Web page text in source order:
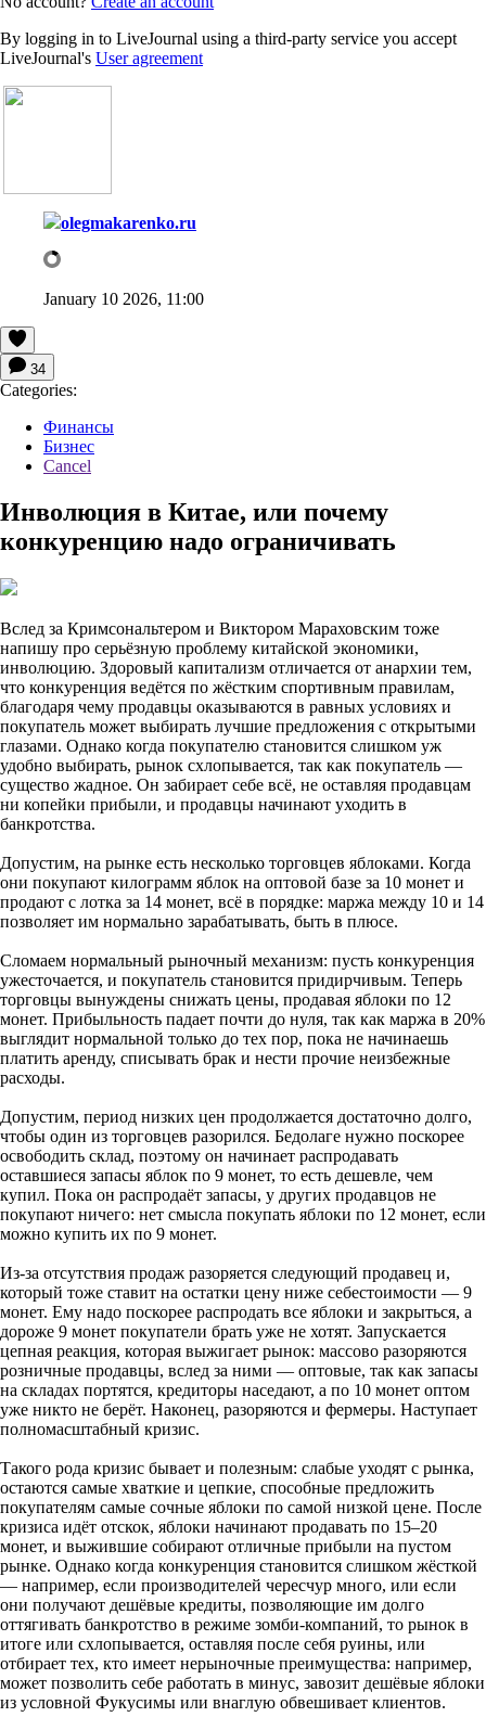
By logging in to LiveJournal using a third-party service you accept
LiveJournal's User agreement
olegmakarenko.ru
January 10 2026, 11:00
34
Categories:
Финансы
Бизнес
Cancel
Инволюция в Китае, или почему
конкуренцию надо ограничивать
Вслед за Кримсональтером и Виктором Мараховским тоже
напишу про серьёзную проблему китайской экономики,
инволюцию. Здоровый капитализм отличается от анархии тем,
что конкуренция ведётся по жёстким спортивным правилам,
благодаря чему продавцы оказываются в равных условиях и
покупатель может выбирать лучшие предложения с открытыми
глазами. Однако когда покупателю становится слишком уж
удобно выбирать, рынок схлопывается, так как покупатель —
существо жадное. Он забирает себе всё, не оставляя продавцам
ни копейки прибыли, и продавцы начинают уходить в
банкротства.
Допустим, на рынке есть несколько торговцев яблоками. Когда
они покупают килограмм яблок на оптовой базе за 10 монет и
продают с лотка за 14 монет, всё в порядке: маржа между 10 и 14
позволяет им нормально зарабатывать, быть в плюсе.
Сломаем нормальный рыночный механизм: пусть конкуренция
ужесточается, и покупатель становится придирчивым. Теперь
торговцы вынуждены снижать цены, продавая яблоки по 12
монет. Прибыльность падает почти до нуля, так как маржа в 20%
выглядит нормальной только до тех пор, пока не начинаешь
платить аренду, списывать брак и нести прочие неизбежные
расходы.
Допустим, период низких цен продолжается достаточно долго,
чтобы один из торговцев разорился. Бедолаге нужно поскорее
освободить склад, поэтому он начинает распродавать
оставшиеся запасы яблок по 9 монет, то есть дешевле, чем
купил. Пока он распродаёт запасы, у других продавцов не
покупают ничего: нет смысла покупать яблоки по 12 монет, если
можно купить их по 9 монет.
Из-за отсутствия продаж разоряется следующий продавец и,
который тоже ставит на остатки цену ниже себестоимости — 9
монет. Ему надо поскорее распродать все яблоки и закрыться, а
дороже 9 монет покупатели брать уже не хотят. Запускается
цепная реакция, которая выжигает рынок: массово разоряются
розничные продавцы, вслед за ними — оптовые, так как запасы
на складах портятся, кредиторы наседают, а по 10 монет оптом
уже никто не берёт. Наконец, разоряются и фермеры. Наступает
полномасштабный кризис.
Такого рода кризис бывает и полезным: слабые уходят с рынка,
остаются самые хваткие и цепкие, способные предложить
покупателям самые сочные яблоки по самой низкой цене. После
кризиса идёт отскок, яблоки начинают продавать по 15–20
монет, и выжившие собирают отличные прибыли на пустом
рынке. Однако когда конкуренция становится слишком жёсткой
— например, если производителей чересчур много, или если
они получают дешёвые кредиты, позволяющие им долго
оттягивать банкротство в режиме зомби-компаний, то рынок в
итоге или схлопывается, оставляя после себя руины, или
отбирает тех, кто имеет нерыночные преимущества: например,
может позволить себе работать в минус, завозит дешёвые яблоки
из условной Фукусимы или внаглую обвешивает клиентов.